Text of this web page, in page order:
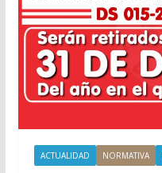
ACTUALIDAD NORMATIVA